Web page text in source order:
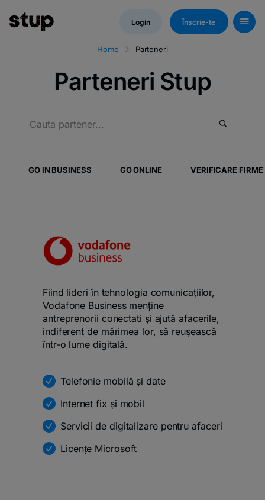
Login Înscrie-te
Home Parteneri
Parteneri Stup
GO IN BUSINESS GO ONLINE VERIFICARE FIRME
Fiind lideri în tehnologia comunicațiilor,
Vodafone Business menține
antreprenorii conectati și ajută afacerile,
indiferent de mărimea lor, să reușească
într-o lume digitală.
Telefonie mobilă și date
Internet fix și mobil
Servicii de digitalizare pentru afaceri
Licențe Microsoft